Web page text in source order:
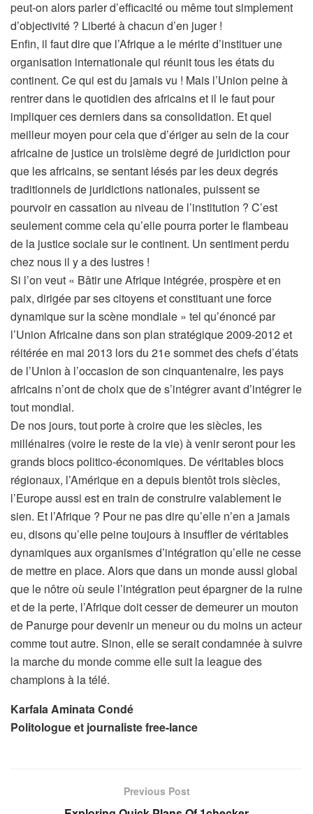
peut-on alors parler d’efficacité ou même tout simplement
d’objectivité ? Liberté à chacun d’en juger !
Enfin, il faut dire que l’Afrique a le mérite d’instituer une
organisation internationale qui réunit tous les états du
continent. Ce qui est du jamais vu ! Mais l’Union peine à
rentrer dans le quotidien des africains et il le faut pour
impliquer ces derniers dans sa consolidation. Et quel
meilleur moyen pour cela que d’ériger au sein de la cour
africaine de justice un troisième degré de juridiction pour
que les africains, se sentant lésés par les deux degrés
traditionnels de juridictions nationales, puissent se
pourvoir en cassation au niveau de l’institution ? C’est
seulement comme cela qu’elle pourra porter le flambeau
de la justice sociale sur le continent. Un sentiment perdu
chez nous il y a des lustres !
Si l’on veut « Bâtir une Afrique intégrée, prospère et en
paix, dirigée par ses citoyens et constituant une force
dynamique sur la scène mondiale » tel qu’énoncé par
l’Union Africaine dans son plan stratégique 2009-2012 et
réitérée en mai 2013 lors du 21e sommet des chefs d’états
de l’Union à l’occasion de son cinquantenaire, les pays
africains n’ont de choix que de s’intégrer avant d’intégrer le
tout mondial.
De nos jours, tout porte à croire que les siècles, les
millénaires (voire le reste de la vie) à venir seront pour les
grands blocs politico-économiques. De véritables blocs
régionaux, l’Amérique en a depuis bientôt trois siècles,
l’Europe aussi est en train de construire valablement le
sien. Et l’Afrique ? Pour ne pas dire qu’elle n’en a jamais
eu, disons qu’elle peine toujours à insuffler de véritables
dynamiques aux organismes d’intégration qu’elle ne cesse
de mettre en place. Alors que dans un monde aussi global
que le nôtre où seule l’intégration peut épargner de la ruine
et de la perte, l’Afrique doit cesser de demeurer un mouton
de Panurge pour devenir un meneur ou du moins un acteur
comme tout autre. Sinon, elle se serait condamnée à suivre
la marche du monde comme elle suit la league des
champions à la télé.
Karfala Aminata Condé
Politologue et journaliste free-lance
Previous Post